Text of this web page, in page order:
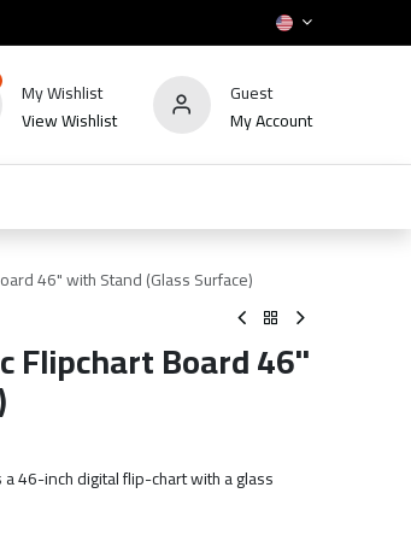
My Wishlist
View Wishlist
Guest
My Account
HOT
46" with Stand (Glass Surface)
Flipchart Board 46"
a 46-inch digital flip-chart with a glass